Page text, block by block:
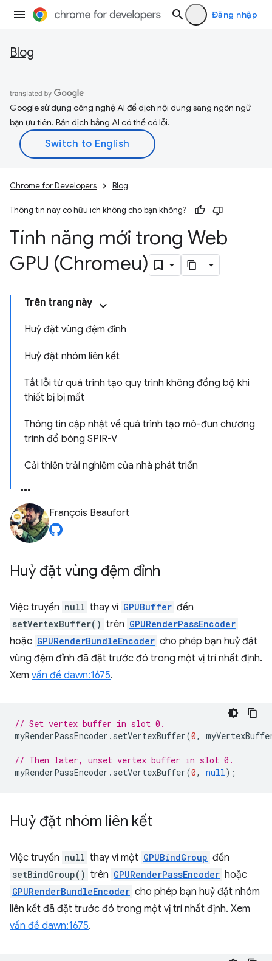
Đăng nhập
Blog
Google sử dụng công nghệ AI để dịch nội dung sang ngôn ngữ
bạn ưu tiên. Bản dịch bằng AI có thể có lỗi.
Chrome for Developers Blog
Thông tin này có hữu ích không cho bạn không?
Tính năng mới trong Web
GPU (Chromeu)
Trên trang này
Huỷ đặt vùng đệm đỉnh
Huỷ đặt nhóm liên kết
Tắt lỗi từ quá trình tạo quy trình không đồng bộ khi
thiết bị bị mất
Thông tin cập nhật về quá trình tạo mô-đun chương
trình đổ bóng SPIR-V
Cải thiện trải nghiệm của nhà phát triển
François Beaufort
Huỷ đặt vùng đệm đỉnh
Việc truyền null thay vì GPUBuffer đến
setVertexBuffer() trên GPURenderPassEncoder
hoặc GPURenderBundleEncoder cho phép bạn huỷ đặt
vùng đệm đỉnh đã đặt trước đó trong một vị trí nhất định.
Xem vấn đề dawn:1675.
// Set vertex buffer in slot 0.
myRenderPassEncoder . setVertexBuffer(0,
// Then later, unset vertex buffer in slot 0.
myRenderPassEncoder . setVertexBuffer(0, null);
Huỷ đặt nhóm liên kết
Việc truyền null thay vì một GPUBindGroup đến
setBindGroup() trên GPURenderPassEncoder hoặc
GPURenderBundleEncoder cho phép bạn huỷ đặt nhóm
liên kết đã đặt trước đó trong một vị trí nhất định. Xem
vấn đề dawn:1675.